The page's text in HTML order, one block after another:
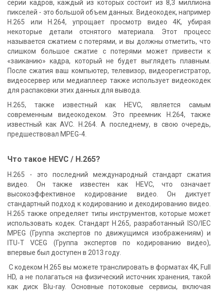
серии кадров, каждый из которых состоит из 8,3 миллиона
пикселей - это большой объем данных. Видеокодек, например
H.265 или H.264, упрощает просмотр видео 4K, убирая
некоторые детали отснятого материала. Этот процесс
называется сжатием с потерями, и вы должны отметить, что
слишком большое сжатие с потерями может привести к
«заиканию» кадра, который не будет выглядеть плавным.
После сжатия ваш компьютер, телевизор, видеорегистратор,
видеосервер или медиаплеер также использует видеокодек
для распаковки этих данных для вывода.
H.265, также известный как HEVC, является самым
современным видеокодеком. Это преемник H.264, также
известный как AVC. H.264. А последнему, в свою очередь,
предшествовал MPEG-4.
Что такое HEVC / H.265?
H.265 - это последний международный стандарт сжатия
видео. Он также известен как HEVC, что означает
высокоэффективное кодирование видео. Он диктует
стандартный подход к кодированию и декодированию видео.
H.265 также определяет типы инструментов, которые может
использовать кодек. Стандарт H.265, разработанный ISO/IEC
MPEG (Группа экспертов по движущимся изображениям) и
ITU-T VCEG (Группа экспертов по кодированию видео),
впервые был доступен в 2013 году.
С кодеком H.265 вы можете транслировать в форматах 4K, Full
HD, а не полагаться на физический источник хранения, такой
как диск Blu-ray. Основные потоковые сервисы, включая